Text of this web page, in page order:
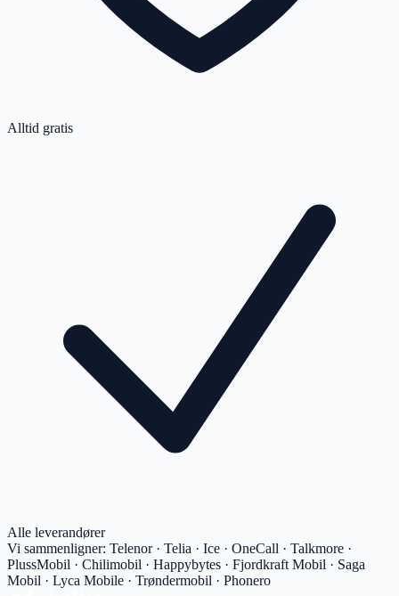
Alltid gratis
Alle leverandører
Vi sammenligner: Telenor · Telia · Ice · OneCall · Talkmore ·
PlussMobil · Chilimobil · Happybytes · Fjordkraft Mobil · Saga
Mobil · Lyca Mobile · Trøndermobil · Phonero